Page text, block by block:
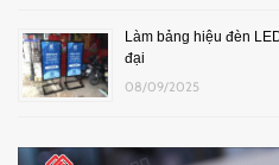
Làm bảng hiệu đèn
đại
08/09/2025